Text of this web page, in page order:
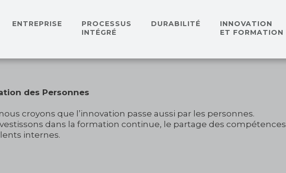
ENTREPRISE
PROCESSUS
INTÉGRÉ
DURABILITÉ
INNOVATION
ET FORMATION
des Personnes
croyons que l’innovation passe aussi par les personnes.
dans la formation continue, le partage des compétences
internes.